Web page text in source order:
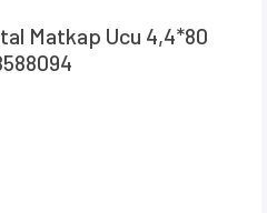
Matkap Ucu 4,4*80